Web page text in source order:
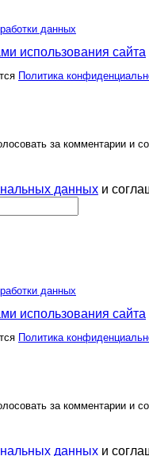
данных
использования сайта
Политика
за комментарии и
данных и
данных
использования сайта
Политика
за комментарии и
данных и